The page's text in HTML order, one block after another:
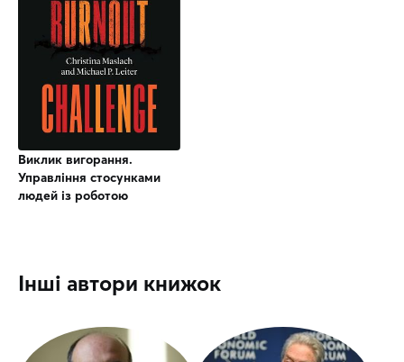
Виклик вигорання.
Управління стосунками
людей із роботою
Інші автори книжок